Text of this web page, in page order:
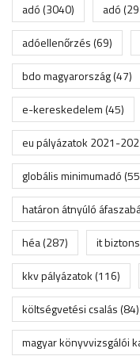
adó(3040) adó
adóellenőrzés(69)
bdo magyarország(47)
e-kereskedelem(45)
eu pályázatok 2021-
globális minimumadó
határon átnyúló
héa(287) it
kkv pályázatok(116)
költségvetési csalás(84)
magyar könyvvizsgálói